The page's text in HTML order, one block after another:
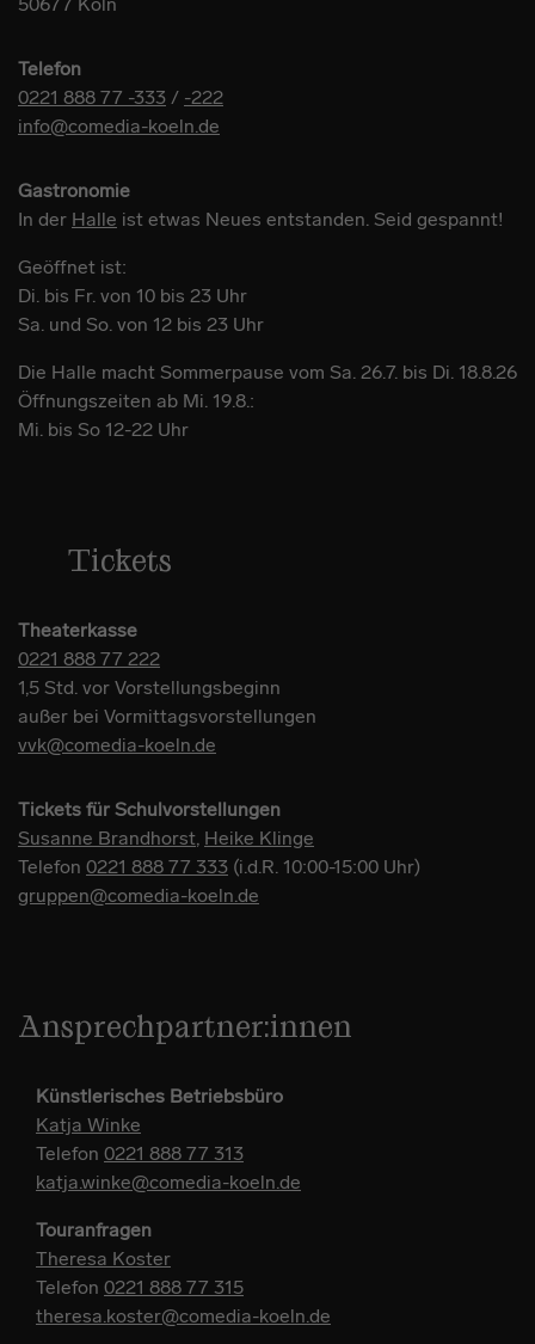
Telefon
0221 888 77 -333 / -222
info@comedia-koeln.de
Gastronomie
In der Halle ist etwas Neues entstanden. Seid gespannt!
Geöffnet ist:
Di. bis Fr. von 10 bis 23 Uhr
Sa. und So. von 12 bis 23 Uhr
Die Halle macht Sommerpause vom Sa. 26.7. bis Di. 18.8.26
Öffnungszeiten ab Mi. 19.8.:
Mi. bis So 12-22 Uhr
Tickets
Theaterkasse
0221 888 77 222
1,5 Std. vor Vorstellungsbeginn
außer bei Vormittagsvorstellungen
vvk@comedia-koeln.de
Tickets für Schulvorstellungen
Susanne Brandhorst, Heike Klinge
Telefon 0221 888 77 333 (i.d.R. 10:00-15:00 Uhr)
gruppen@comedia-koeln.de
Ansprechpartner:innen
Künstlerisches Betriebsbüro
Katja Winke
Telefon 0221 888 77 313
katja.winke@comedia-koeln.de
Touranfragen
Theresa Koster
Telefon 0221 888 77 315
theresa.koster@comedia-koeln.de